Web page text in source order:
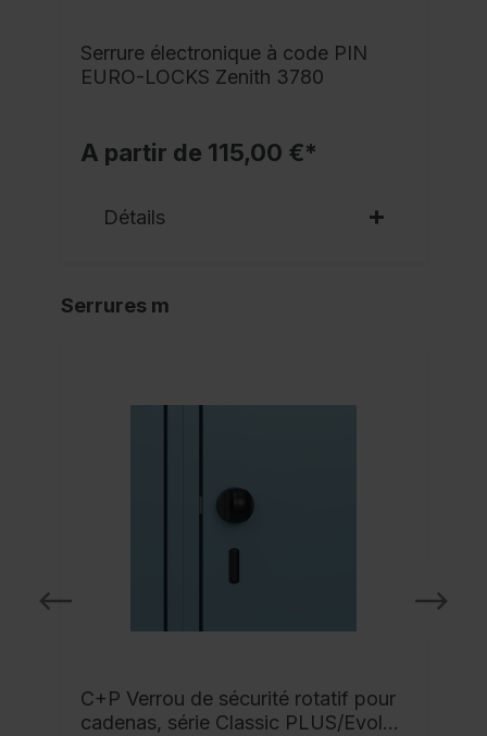
Serrure électronique à code PIN
EURO-LOCKS Zenith 3780
A partir de 115,00 €*
Détails
Serrures m
C+P Verrou de sécurité rotatif pour
cadenas, série Classic PLUS/Evolo